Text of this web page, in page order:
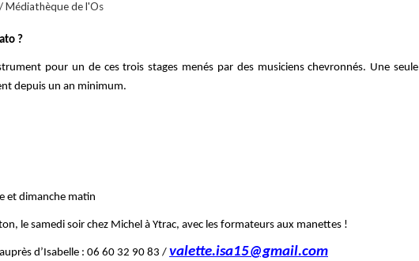
Médiathèque de l'Os
?
pour un de ces trois stages menés par des musiciens chevronnés. Une seule
depuis un an minimum.
et dimanche matin
le samedi soir chez Michel à Ytrac, avec les formateurs aux manettes !
d’Isabelle : 06 60 32 90 83 /valette.isa15@gmail.com